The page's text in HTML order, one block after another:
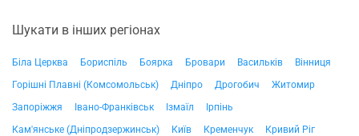
Шукати в інших регіонах
Біла Церква Бориспіль Боярка Бровари Васильків
Вінниця
Горішні Плавні (Комсомольськ)
Дніпро Дрогобич
Житомир
Запоріжжя
Івано-Франківськ Ізмаїл
Ірпінь
Кам'янське (Дніпродзержинськ)
Київ Кременчук
Кривий Ріг